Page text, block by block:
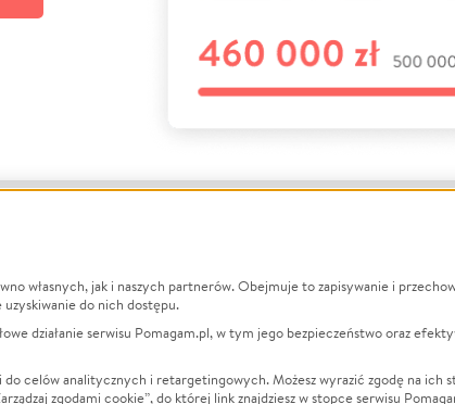
O nas
Opinie
Raporty
Zbieraj na
Leczenie
Zwierzęta
własnych, jak i naszych partnerów. Obejmuje to zapisywanie i
do nich dostępu.
działanie serwisu Pomagam.pl, w tym jego bezpieczeństwo oraz
celów analitycznych i retargetingowych. Możesz wyrazić zgodę na ich
zgodami cookie”, do której link znajdziesz w stopce serwisu